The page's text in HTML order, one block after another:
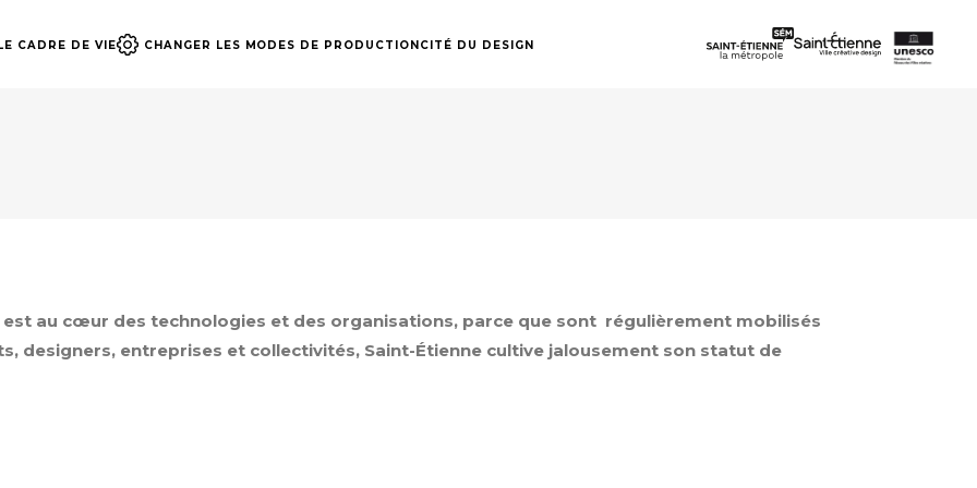
CADRE DE VIE CHANGER LES MODES DE PRODUCTIONCITÉ DU DESIGN
au cœur des technologies et des organisations, parce que sont régulièrement mobilisés
designers, entreprises et collectivités, Saint-Étienne cultive jalousement son statut de